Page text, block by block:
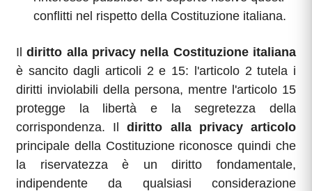
conflitti nel rispetto della Costituzione italiana.
Ildiritto alla privacy nella Costituzione italiana
è sancito dagli articoli 2 e 15: l'articolo 2 tutela i
diritti inviolabili della persona, mentre l'articolo 15
protegge la libertà e la segretezza della
corrispondenza. Ildiritto alla privacy articolo
principale della Costituzione riconosce quindi che
la riservatezza è un diritto fondamentale,
indipendente da qualsiasi considerazione